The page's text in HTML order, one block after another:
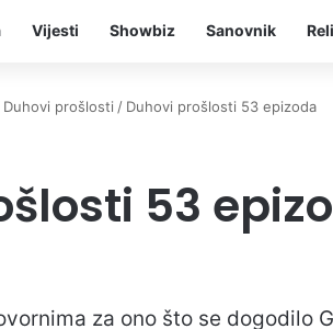
Vijesti Showbiz Sanovnik
Duhovi prošlosti / Duhovi prošlosti 53 epizoda
53
za ono što se dogodilo